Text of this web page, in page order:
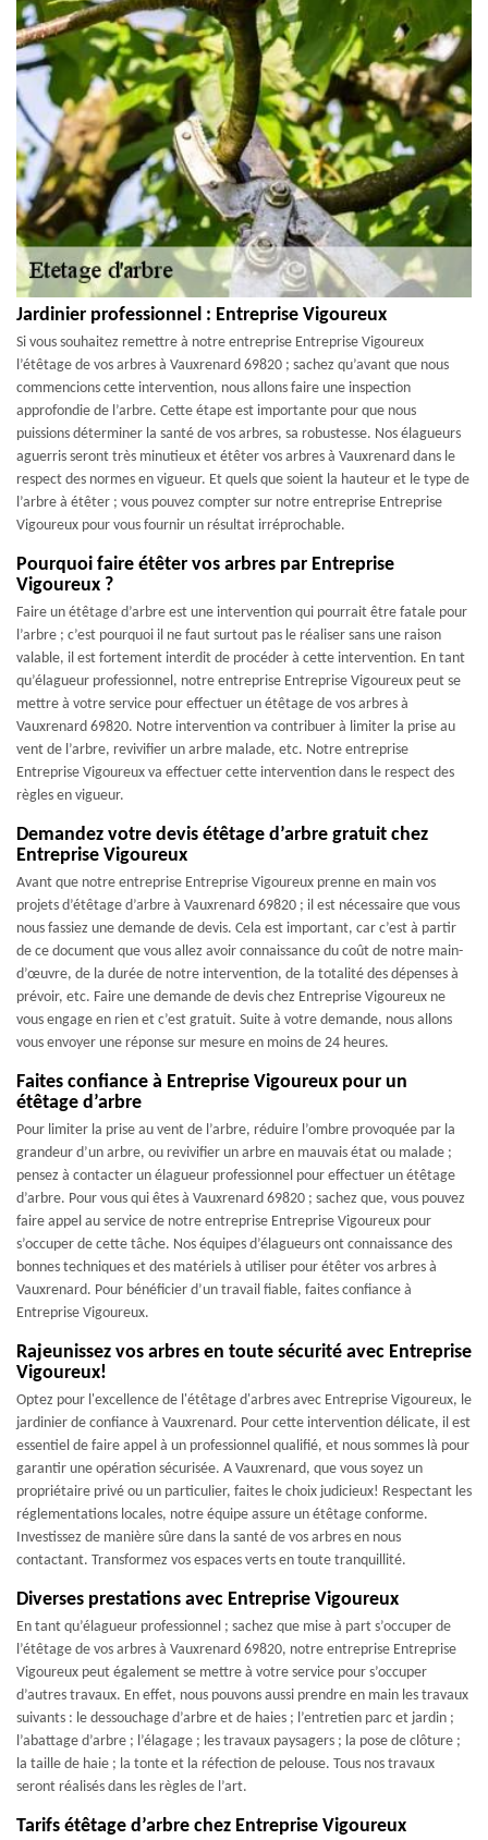
Jardinier professionnel : Entreprise Vigoureux
Si vous souhaitez remettre à notre entreprise Entreprise Vigoureux
l’étêtage de vos arbres à Vauxrenard 69820 ; sachez qu’avant que nous
commencions cette intervention, nous allons faire une inspection
approfondie de l’arbre. Cette étape est importante pour que nous
puissions déterminer la santé de vos arbres, sa robustesse. Nos élagueurs
aguerris seront très minutieux et étêter vos arbres à Vauxrenard dans le
respect des normes en vigueur. Et quels que soient la hauteur et le type de
l’arbre à étêter ; vous pouvez compter sur notre entreprise Entreprise
Vigoureux pour vous fournir un résultat irréprochable.
Pourquoi faire étêter vos arbres par Entreprise
Vigoureux ?
Faire un étêtage d’arbre est une intervention qui pourrait être fatale pour
l’arbre ; c’est pourquoi il ne faut surtout pas le réaliser sans une raison
valable, il est fortement interdit de procéder à cette intervention. En tant
qu’élagueur professionnel, notre entreprise Entreprise Vigoureux peut se
mettre à votre service pour effectuer un étêtage de vos arbres à
Vauxrenard 69820. Notre intervention va contribuer à limiter la prise au
vent de l’arbre, revivifier un arbre malade, etc. Notre entreprise
Entreprise Vigoureux va effectuer cette intervention dans le respect des
règles en vigueur.
Demandez votre devis étêtage d’arbre gratuit chez
Entreprise Vigoureux
Avant que notre entreprise Entreprise Vigoureux prenne en main vos
projets d’étêtage d’arbre à Vauxrenard 69820 ; il est nécessaire que vous
nous fassiez une demande de devis. Cela est important, car c’est à partir
de ce document que vous allez avoir connaissance du coût de notre main-
d’œuvre, de la durée de notre intervention, de la totalité des dépenses à
prévoir, etc. Faire une demande de devis chez Entreprise Vigoureux ne
vous engage en rien et c’est gratuit. Suite à votre demande, nous allons
vous envoyer une réponse sur mesure en moins de 24 heures.
Faites confiance à Entreprise Vigoureux pour un
étêtage d’arbre
Pour limiter la prise au vent de l’arbre, réduire l’ombre provoquée par la
grandeur d’un arbre, ou revivifier un arbre en mauvais état ou malade ;
pensez à contacter un élagueur professionnel pour effectuer un étêtage
d’arbre. Pour vous qui êtes à Vauxrenard 69820 ; sachez que, vous pouvez
faire appel au service de notre entreprise Entreprise Vigoureux pour
s’occuper de cette tâche. Nos équipes d’élagueurs ont connaissance des
bonnes techniques et des matériels à utiliser pour étêter vos arbres à
Vauxrenard. Pour bénéficier d’un travail fiable, faites confiance à
Entreprise Vigoureux.
Rajeunissez vos arbres en toute sécurité avec Entreprise
Vigoureux!
Optez pour l'excellence de l'étêtage d'arbres avec Entreprise Vigoureux, le
jardinier de confiance à Vauxrenard. Pour cette intervention délicate, il est
essentiel de faire appel à un professionnel qualifié, et nous sommes là pour
garantir une opération sécurisée. A Vauxrenard, que vous soyez un
propriétaire privé ou un particulier, faites le choix judicieux! Respectant les
réglementations locales, notre équipe assure un étêtage conforme.
Investissez de manière sûre dans la santé de vos arbres en nous
contactant. Transformez vos espaces verts en toute tranquillité.
Diverses prestations avec Entreprise Vigoureux
En tant qu’élagueur professionnel ; sachez que mise à part s’occuper de
l’étêtage de vos arbres à Vauxrenard 69820, notre entreprise Entreprise
Vigoureux peut également se mettre à votre service pour s’occuper
d’autres travaux. En effet, nous pouvons aussi prendre en main les travaux
suivants : le dessouchage d’arbre et de haies ; l’entretien parc et jardin ;
l’abattage d’arbre ; l’élagage ; les travaux paysagers ; la pose de clôture ;
la taille de haie ; la tonte et la réfection de pelouse. Tous nos travaux
seront réalisés dans les règles de l’art.
Tarifs étêtage d’arbre chez Entreprise Vigoureux